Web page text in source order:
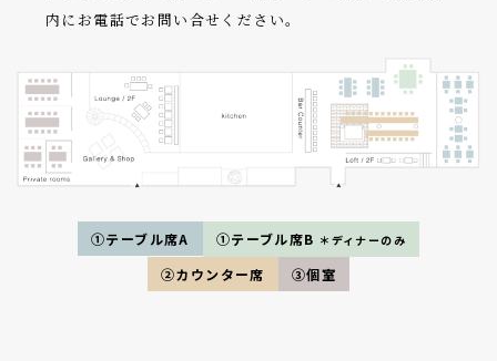
内にお電話でお問い合せください。
①テーブル席A ①テーブル席B ＊ディナーのみ
②カウンター席 ③個室